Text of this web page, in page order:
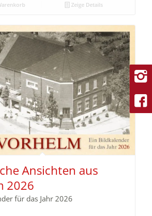
Zeige Details
Ansichten aus
2026
für das Jahr 2026